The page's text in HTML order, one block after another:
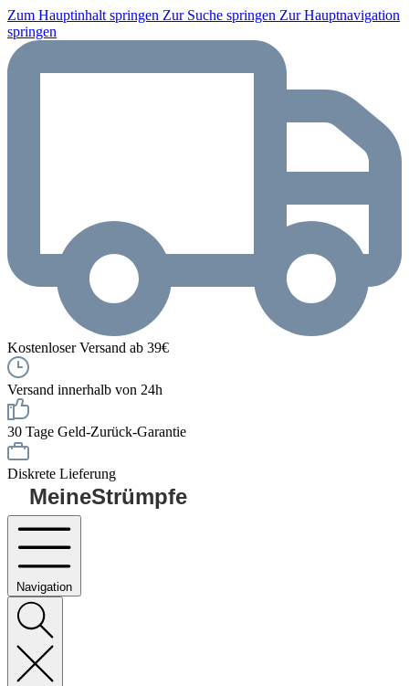
Zum Hauptinhalt springen Zur Suche springen Zur Hauptnavigation
springen
Kostenloser Versand ab 39€
Versand innerhalb von 24h
30 Tage Geld-Zurück-Garantie
Diskrete Lieferung
MeineStrümpfe
Navigation